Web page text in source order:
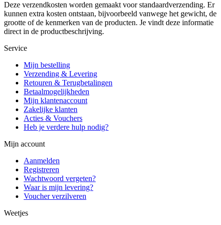
Deze verzendkosten worden gemaakt voor standaardverzending. Er
kunnen extra kosten ontstaan, bijvoorbeeld vanwege het gewicht, de
grootte of de kenmerken van de producten. Je vindt deze informatie
direct in de productbeschrijving.
Service
Mijn bestelling
Verzending & Levering
Retouren & Terugbetalingen
Betaalmogelijkheden
Mijn klantenaccount
Zakelijke klanten
Acties & Vouchers
Heb je verdere hulp nodig?
Mijn account
Aanmelden
Registreren
Wachtwoord vergeten?
Waar is mijn levering?
Voucher verzilveren
Weetjes